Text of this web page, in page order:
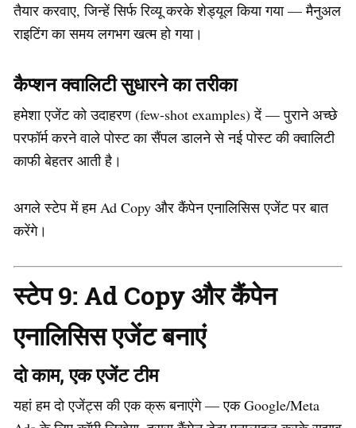
तैयार करवाए, जिन्हें सिर्फ रिव्यू करके शेड्यूल किया गया — मैनुअल
राइटिंग का समय लगभग खत्म हो गया।
कैप्शन क्वालिटी सुधारने का तरीका
हमेशा एजेंट को उदाहरण (few-shot examples) दें — पुराने अच्छे
परफॉर्म करने वाले पोस्ट का सैंपल डालने से नई पोस्ट की क्वालिटी
काफी बेहतर आती है।
अगले स्टेप में हम Ad Copy और कैंपेन एनालिसिस एजेंट पर बात
करेंगे।
स्टेप 9: Ad Copy और कैंपेन
एनालिसिस एजेंट बनाएं
दो काम, एक एजेंट टीम
यहां हम दो एजेंट्स की एक क्रू बनाएंगे — एक Google/Meta